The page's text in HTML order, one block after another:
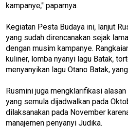
kampanye," paparnya.
Kegiatan Pesta Budaya ini, lanjut
yang sudah direncanakan sejak
dengan musim kampanye.
kuliner, lomba nyanyi lagu Batak,
menyanyikan lagu Otano Batak,
Rusmini juga mengklarifikasi
yang semula dijadwalkan pada
dilaksanakan pada November
manajemen penyanyi Judika.